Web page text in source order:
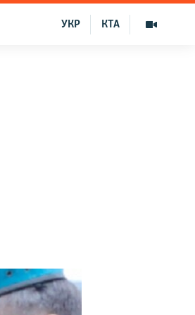
КТА
УКР